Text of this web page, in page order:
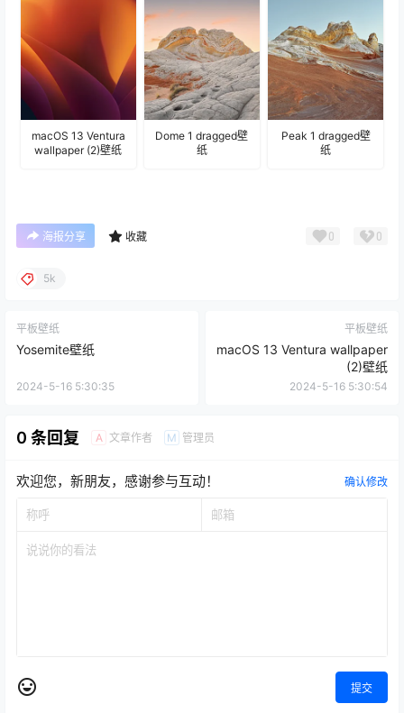
macOS 13 Ventura
wallpaper (2)壁纸
Dome 1 dragged壁
纸
Peak 1 dragged壁
纸
海报分享 收藏 0 0
5k
平板壁纸
Yosemite壁纸
2024-5-16 5:30:35
平板壁纸
macOS 13 Ventura wallpaper
(2)壁纸
2024-5-16 5:30:54
0 条回复 A 文章作者 M 管理员
欢迎您，新朋友，感谢参与互动！ 确认修改
提交